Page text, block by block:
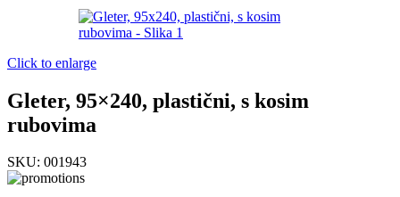
Click to enlarge
Gleter, 95×240, plastični, s kosim
rubovima
SKU: 001943